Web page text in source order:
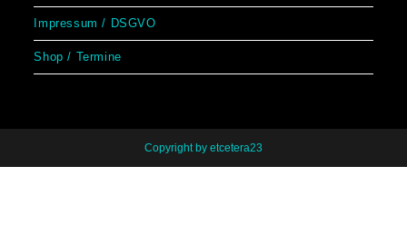
Impressum / DSGVO
Shop / Termine
Copyright by etcetera23